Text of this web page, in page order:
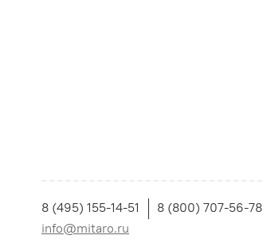
8 (495) 155-14-51
8 (800) 707-56-78
info@mitaro.ru